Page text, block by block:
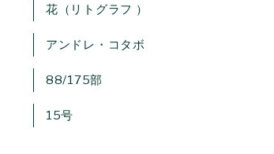
花（リトグラフ ）
アンドレ・コタボ
88/175部
15号